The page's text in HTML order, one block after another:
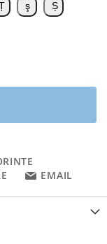
EMAIL